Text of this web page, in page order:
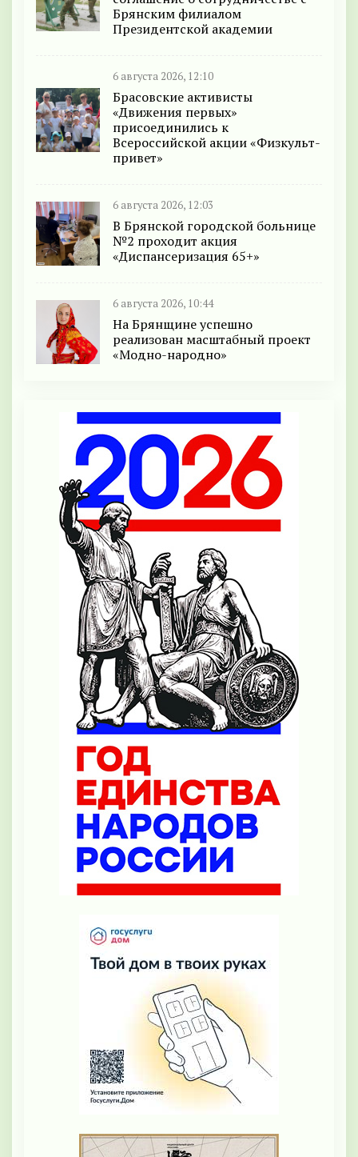
Брянским филиалом
Президентской академии
6 августа 2026, 12:10
Брасовские активисты
«Движения первых»
присоединились к
Всероссийской акции «Физкульт-
привет»
6 августа 2026, 12:03
В Брянской городской больнице
№2 проходит акция
«Диспансеризация 65+»
6 августа 2026, 10:44
На Брянщине успешно
реализован масштабный проект
«Модно-народно»